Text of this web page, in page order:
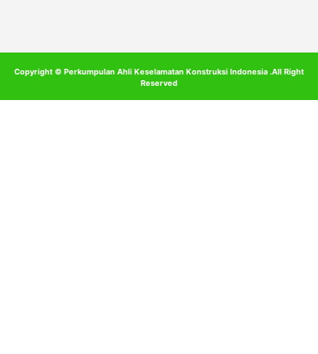
Copyright © Perkumpulan Ahli Keselamatan Konstruksi Indonesia .All Right
Reserved